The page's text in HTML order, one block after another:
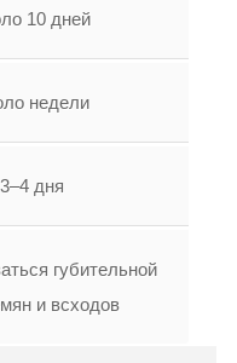
10 дней
недели
3–4 дня
губительной
и всходов